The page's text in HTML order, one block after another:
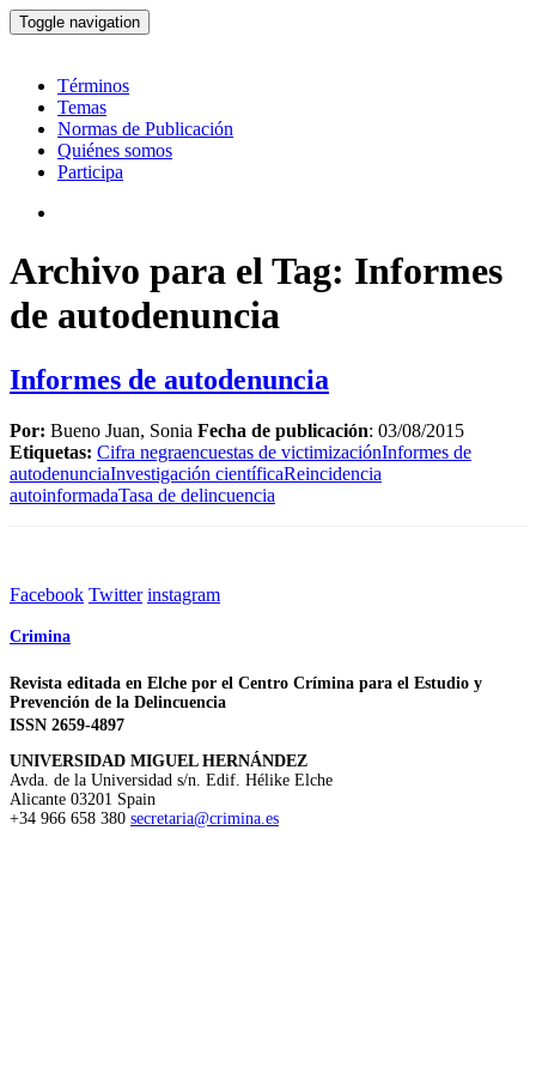
Toggle navigation
Términos
Temas
Normas de Publicación
Quiénes somos
Participa
Archivo para el Tag: Informes
de autodenuncia
Informes de autodenuncia
Por: Bueno Juan, Sonia Fecha de publicación: 03/08/2015
Etiquetas: Cifra negraencuestas de victimizaciónInformes de
autodenunciaInvestigación científicaReincidencia
autoinformadaTasa de delincuencia
Facebook Twitter instagram
Crimina
Revista editada en Elche por el Centro Crímina para el Estudio y
Prevención de la Delincuencia
ISSN 2659-4897
UNIVERSIDAD MIGUEL HERNÁNDEZ
Avda. de la Universidad s/n. Edif. Hélike Elche
Alicante 03201 Spain
+34 966 658 380 secretaria@crimina.es